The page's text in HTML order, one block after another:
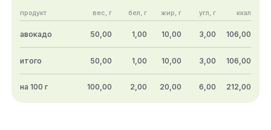
продукт вес, г бел, г жир, г угл, г ккал
авокадо 50,00 1,00 10,00 3,00 106,00
итого 50,00 1,00 10,00 3,00 106,00
на 100 г 100,00 2,00 20,00 6,00 212,00